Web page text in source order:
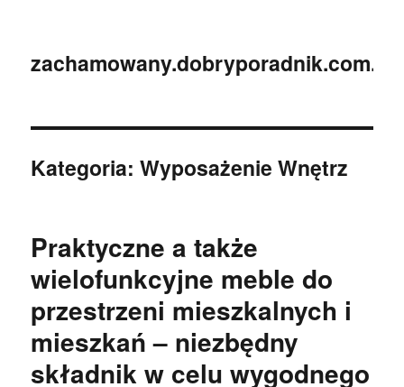
zachamowany.dobryporadnik.com.pl
Kategoria:Wyposażenie Wnętrz
Praktyczne a także
wielofunkcyjne meble do
przestrzeni mieszkalnych i
mieszkań – niezbędny
składnik w celu wygodnego